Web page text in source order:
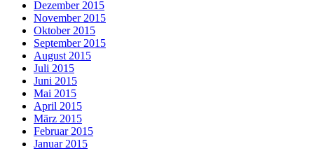
Dezember 2015
November 2015
Oktober 2015
September 2015
August 2015
Juli 2015
Juni 2015
Mai 2015
April 2015
März 2015
Februar 2015
Januar 2015